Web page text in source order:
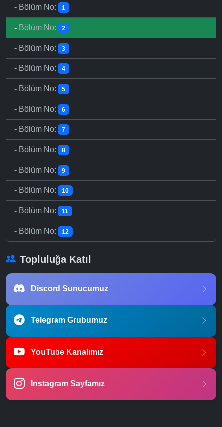
- Bölüm No: 1
- Bölüm No: 2
- Bölüm No: 3
- Bölüm No: 4
- Bölüm No: 5
- Bölüm No: 6
- Bölüm No: 7
- Bölüm No: 8
- Bölüm No: 9
- Bölüm No: 10
- Bölüm No: 11
- Bölüm No: 12
Topluluğa Katıl
Discord Sunucumuz
Telegram Grubumuz
YouTube Kanalımız
Instagram Sayfamız